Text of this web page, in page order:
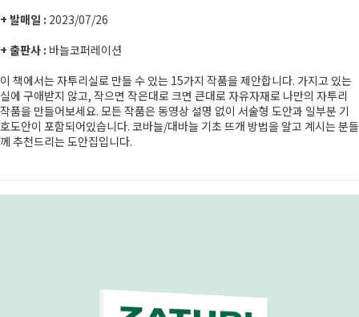
+ 발매일 : 2023/07/26
+ 출판사 : 바늘코퍼레이션
이 책에서는 자투리실로 만들 수 있는 15가지 작품을 제안합니다. 가지고 있는
실에 구애받지 않고, 작으면 작은대로 크면 큰대로 자유자재로 나만의 자투리
작품을 만들어보세요. 모든 작품은 동영상 설명 없이 서술형 도안과 일부분 기
호도안이 포함되어있습니다. 코바늘/대바늘 기초 뜨개 방법을 알고 계시는 분들
께 추천드리는 도안집입니다.